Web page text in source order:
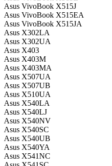
Asus VivoBook X515J
Asus VivoBook X515EA
Asus VivoBook X515JA
Asus X302LA
Asus X302UA
Asus X403
Asus X403M
Asus X403MA
Asus X507UA
Asus X507UB
Asus X510UA
Asus X540LA
Asus X540LJ
Asus X540NV
Asus X540SC
Asus X540UB
Asus X540YA
Asus X541NC